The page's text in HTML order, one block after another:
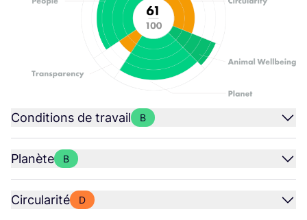
Conditions de travail B
Planète B
Circularité D